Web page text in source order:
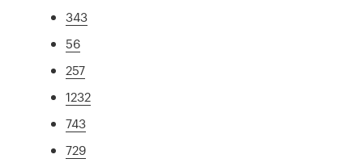
343
56
257
1232
743
729